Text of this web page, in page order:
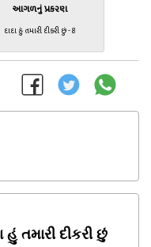
આગળનું પ્રકરણ
દાદા હું તમારી દીકરી છું - 8
હું તમારી દીકરી છું